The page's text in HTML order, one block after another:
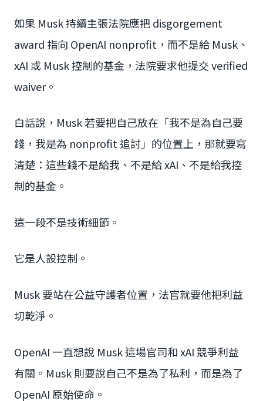
如果 Musk 持續主張法院應把 disgorgement
award 指向 OpenAI nonprofit，而不是給 Musk、
xAI 或 Musk 控制的基金，法院要求他提交 verified
waiver。
白話說，Musk 若要把自己放在「我不是為自己要
錢，我是為 nonprofit 追討」的位置上，那就要寫
清楚：這些錢不是給我、不是給 xAI、不是給我控
制的基金。
這一段不是技術細節。
它是人設控制。
Musk 要站在公益守護者位置，法官就要他把利益
切乾淨。
OpenAI 一直想說 Musk 這場官司和 xAI 競爭利益
有關。Musk 則要說自己不是為了私利，而是為了
OpenAI 原始使命。